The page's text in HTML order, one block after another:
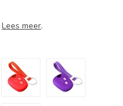
Lees meer.